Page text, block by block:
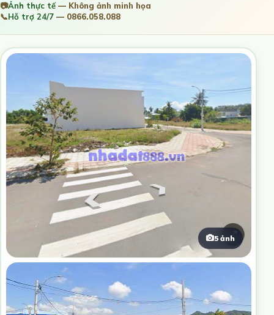
📷Ảnh thực tế— Không ảnh minh họa
📞Hỗ trợ 24/7 — 0866.058.088
5 ảnh